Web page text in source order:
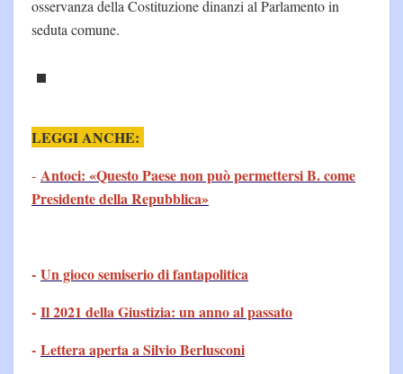
osservanza della Costituzione dinanzi al Parlamento in
seduta comune.
LEGGI ANCHE:
- Antoci: «Questo Paese non può permettersi B. come
Presidente della Repubblica»
- Un gioco semiserio di fantapolitica
- Il 2021 della Giustizia: un anno al passato
- Lettera aperta a Silvio Berlusconi